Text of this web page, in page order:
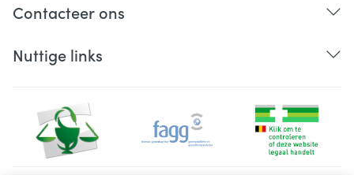
Contacteer ons
Nuttige links